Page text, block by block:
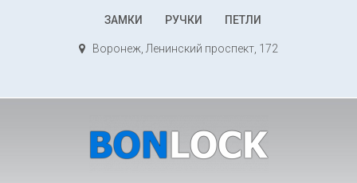
К
ЗАМКИ РУЧКИ ПЕТЛИ
Воронеж, Ленинский проспект, 172